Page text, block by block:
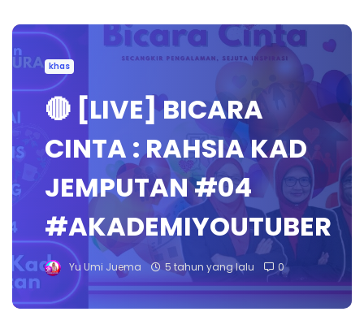
khas
🔴 [LIVE] BICARA
CINTA : RAHSIA KAD
JEMPUTAN #04
#AKADEMIYOUTUBER
Yu Umi Juema 5 tahun yang lalu 0